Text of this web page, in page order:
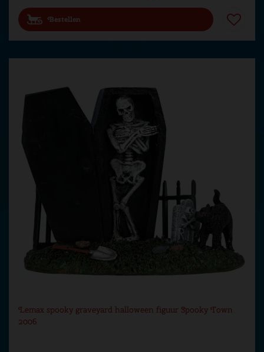
Bestellen
Lemax spooky graveyard halloween figuur Spooky Town
2006